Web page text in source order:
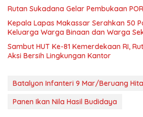
Rutan Sukadana Gelar Pembukaan
Kepala Lapas Makassar Serahkan 50
Keluarga Warga Binaan dan Warga
Sambut HUT Ke-81 Kemerdekaan RI,
Aksi Bersih Lingkungan Kantor
Batalyon Infanteri 9 Mar/Beruang
Panen Ikan Nila Hasil Budidaya